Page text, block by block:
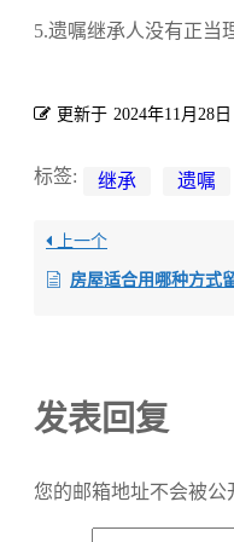
5.遗嘱继承人没有正当
更新于 2024年11月28日
标签: 继承 遗嘱
上一个
房屋适合用哪种方式
发表回复
您的邮箱地址不会被公